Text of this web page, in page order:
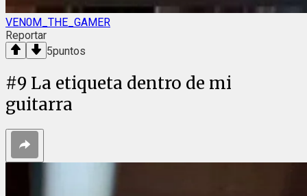
VEN0M_THE_GAMER
Reportar
5puntos
#9 La etiqueta dentro de mi
guitarra